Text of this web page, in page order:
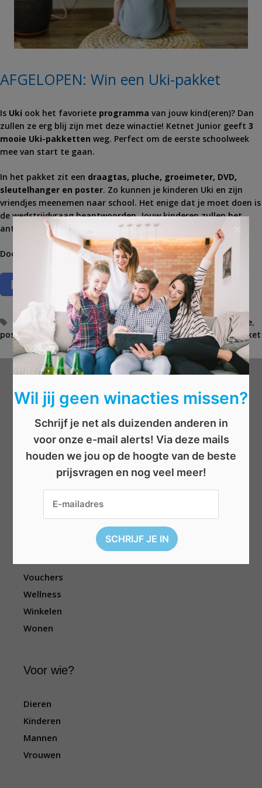
AFGELOPEN: Win een Uki-pakket
Is Uki ook het favoriete programma van jouw kind(eren)? Dan
zullen ze erg blij zijn met deze winactie! Ketnet Junior geeft 3
mooie Uki-pakketten weg. Perfect om de eerste schoolweek
mee van start te gaan.
In het pakket zit een draagtas, pluche, groeimeter, DVD,
sleutelhanger en poster. Zo kunnen je kinderen Uki en zijn
vriendjes meenemen naar school. Het enige dat je moet doen is
de wedstrijdvraag beantwoorden. Jouw kinderen zullen het
antwoord zeker weten.
Doe mee en maakkans!
T
a
g
s
draagtas ,dvd,groeimeter,Ketnet Junior,kinderen pluche,
poster
programma,schoolweek,sleutelhanger,Uki,uki-pakket
Wat wil je winnen?
Beauty
Boeken
Elektronica
Eten/drinken
Kleding
Vouchers
Wellness
Winkelen
Wonen
Voor wie?
Dieren
Kinderen
Mannen
Vrouwen
Wil jij geen winacties missen?
Schrijf je net als duizenden anderen in
voor onze e-mail alerts! Via deze mails
houden we jou op de hoogte van de beste
prijsvragen en nog veel meer!